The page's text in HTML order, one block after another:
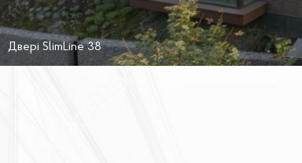
Двері SlimLine 38